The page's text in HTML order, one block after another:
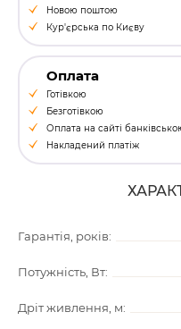
Новою поштою
Кур'єрська по Києву
Оплата
Готівкою
Безготівкою
Оплата на сайті
Накладений платіж
Гарантія, років:
Потужність, Вт:
Дріт живлення, м: